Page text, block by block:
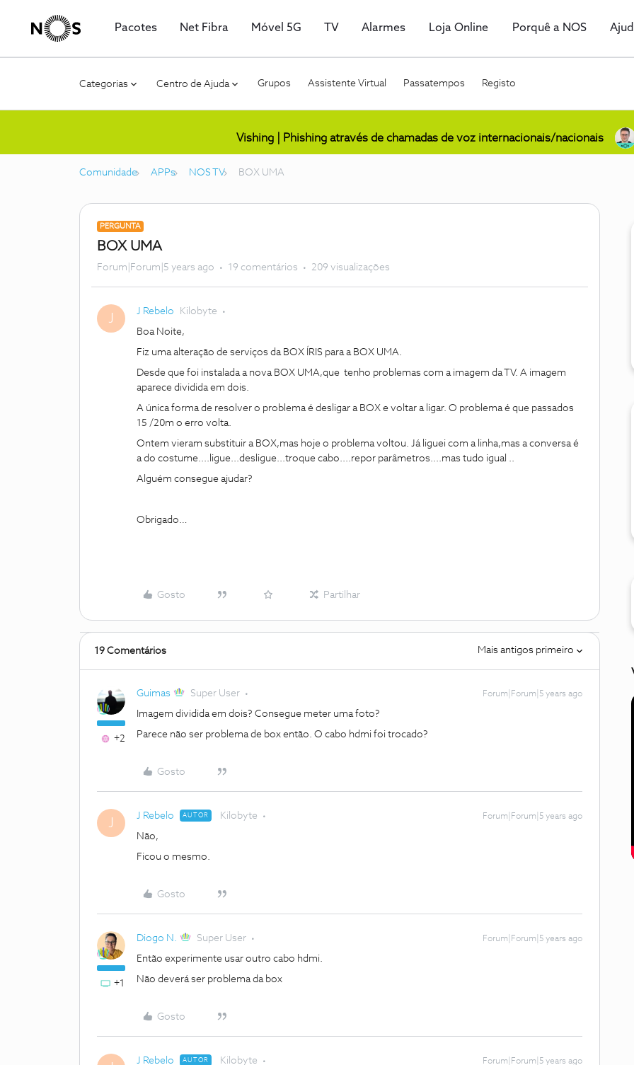
Pacotes Net Fibra Móvel 5G TV Alarmes Loja Online Porquê a NOS
Categorias Centro de Ajuda Grupos Assistente Virtual Passatempos Registo
Vishing | Phishing através de chamadas de voz internacionais/nacionais
Comunidade APPs NOS TV BOX UMA
PERGUNTA
BOX UMA
Forum|Forum|5 years ago 19 comentários 209 visualizações
J J Rebelo Kilobyte
Boa Noite,
Fiz uma alteração de serviços da BOX ÍRIS para a BOX UMA.
Desde que foi instalada a nova BOX UMA,que tenho problemas com a imagem da TV. A imagem
aparece dividida em dois.
A única forma de resolver o problema é desligar a BOX e voltar a ligar. O problema é que passados
15 /20m o erro volta.
Ontem vieram substituir a BOX,mas hoje o problema voltou. Já liguei com a linha,mas a conversa é
a do costume....ligue...desligue...troque cabo....repor parâmetros....mas tudo igual ..
Alguém consegue ajudar?
Obrigado…
Gosto Partilhar
19 Comentários Mais antigos primeiro
+2
Guimas Super User Forum|Forum|5 years ago
Imagem dividida em dois? Consegue meter uma foto?
Parece não ser problema de box então. O cabo hdmi foi trocado?
Gosto
J J Rebelo AUTOR Kilobyte Forum|Forum|5 years ago
Não,
Ficou o mesmo.
Gosto
+1
Diogo N. Super User Forum|Forum|5 years ago
Então experimente usar outro cabo hdmi.
Não deverá ser problema da box
Gosto
J Rebelo AUTOR Kilobyte Forum|Forum|5 years ago